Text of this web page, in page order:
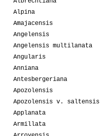
Alpina
Amajacensis
Angelensis
Angelensis multilanata
Angularis
Anniana
Antesbergeriana
Apozolensis
Apozolensis v. saltensis
Applanata
Armillata